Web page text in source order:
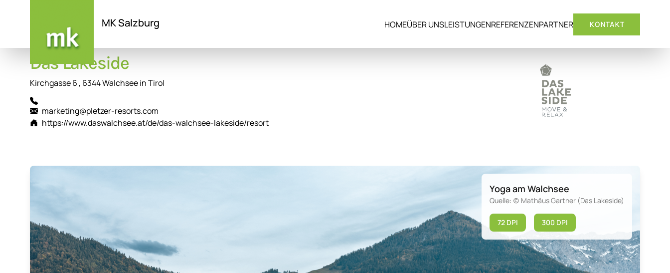
MK Salzburg HOMEÜBER UNSLEISTUNGENREFERENZENPARTNER KONTAKT
Das Lakeside
Kirchgasse 6 , 6344 Walchsee in Tirol
marketing@pletzer-resorts.com
https://www.daswalchsee.at/de/das-walchsee-lakeside/resort
Yoga am Walchsee
Quelle: (c) Mathäus Gartner (Das Lakeside)
72 DPI 300 DPI